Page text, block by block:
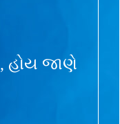
હોય જાણે